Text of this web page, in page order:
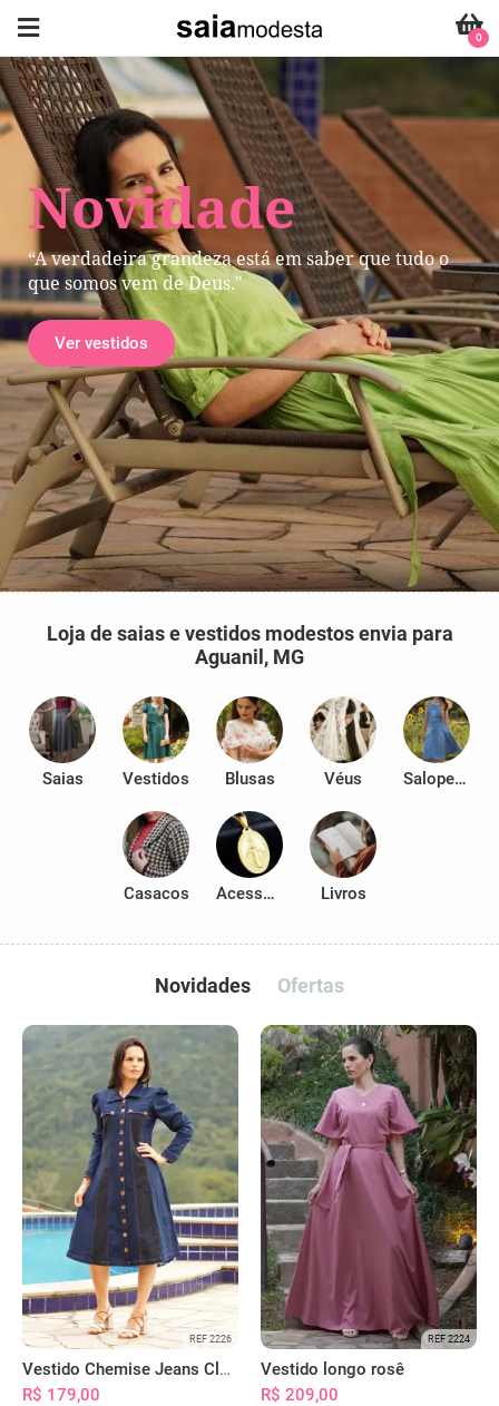
Novidade
“A verdadeira grandeza está em saber que tudo o
que somos vem de Deus."
Ver vestidos
0
Loja de saias e vestidos modestos envia para
Aguanil, MG
Saias Vestidos Blusas Véus Salopetes
Casacos Acessórios Livros
Novidades Ofertas
REF 2226
Vestido Chemise Jeans Clássica Serena
R$ 179,00
REF 2224
Vestido longo rosê
R$ 209,00